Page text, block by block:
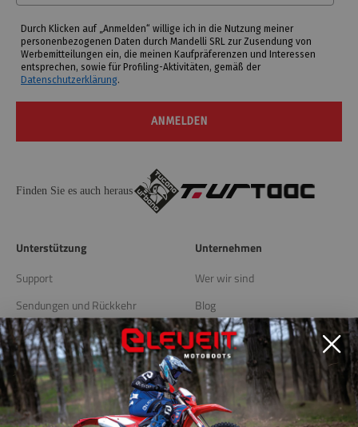
Durch Klicken auf „Anmelden“ willige ich in die Nutzung meiner
personenbezogenen Daten durch Mandelli SRL zur Zusendung von
Werbemitteilungen ein, die meinen Kaufpräferenzen und Interessen
entsprechen, sowie für Profiling-Aktivitäten, gemäß der
Datenschutzerklärung.
ANMELDEN
Finden Sie es auch heraus
Unterstützung
Support
Sendungen und Rückkehr
Unternehmen
Wer wir sind
Blog
Lagern Sie Locator
Nützliche Links
Datenschutzrichtlinie